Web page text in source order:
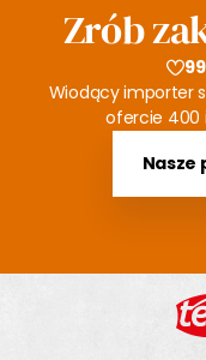
Zrób
Wiodący importer
ofercie 400
Nasze